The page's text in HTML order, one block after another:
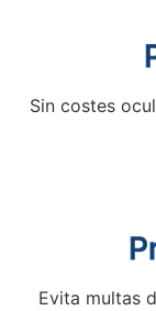
Sin costes
Evita multas